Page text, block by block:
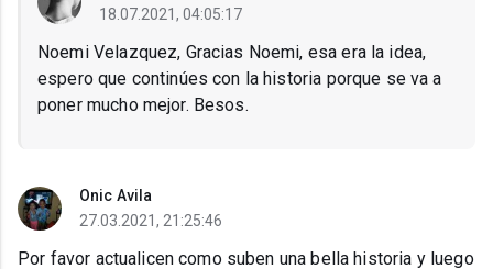
18.07.2021, 04:05:17
Noemi Velazquez, Gracias Noemi, esa era la idea,
espero que continúes con la historia porque se va a
poner mucho mejor. Besos.
Onic Avila
27.03.2021, 21:25:46
Por favor actualicen como suben una bella historia y luego